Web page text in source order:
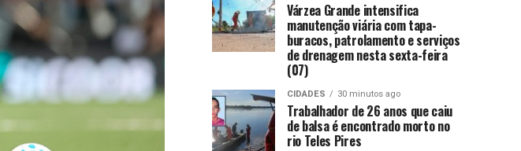
Várzea Grande intensifica
manutenção viária com tapa-
buracos, patrolamento e serviços
de drenagem nesta sexta-feira
(07)
CIDADES 30 minutos ago
Trabalhador de 26 anos que caiu
de balsa é encontrado morto no
rio Teles Pires